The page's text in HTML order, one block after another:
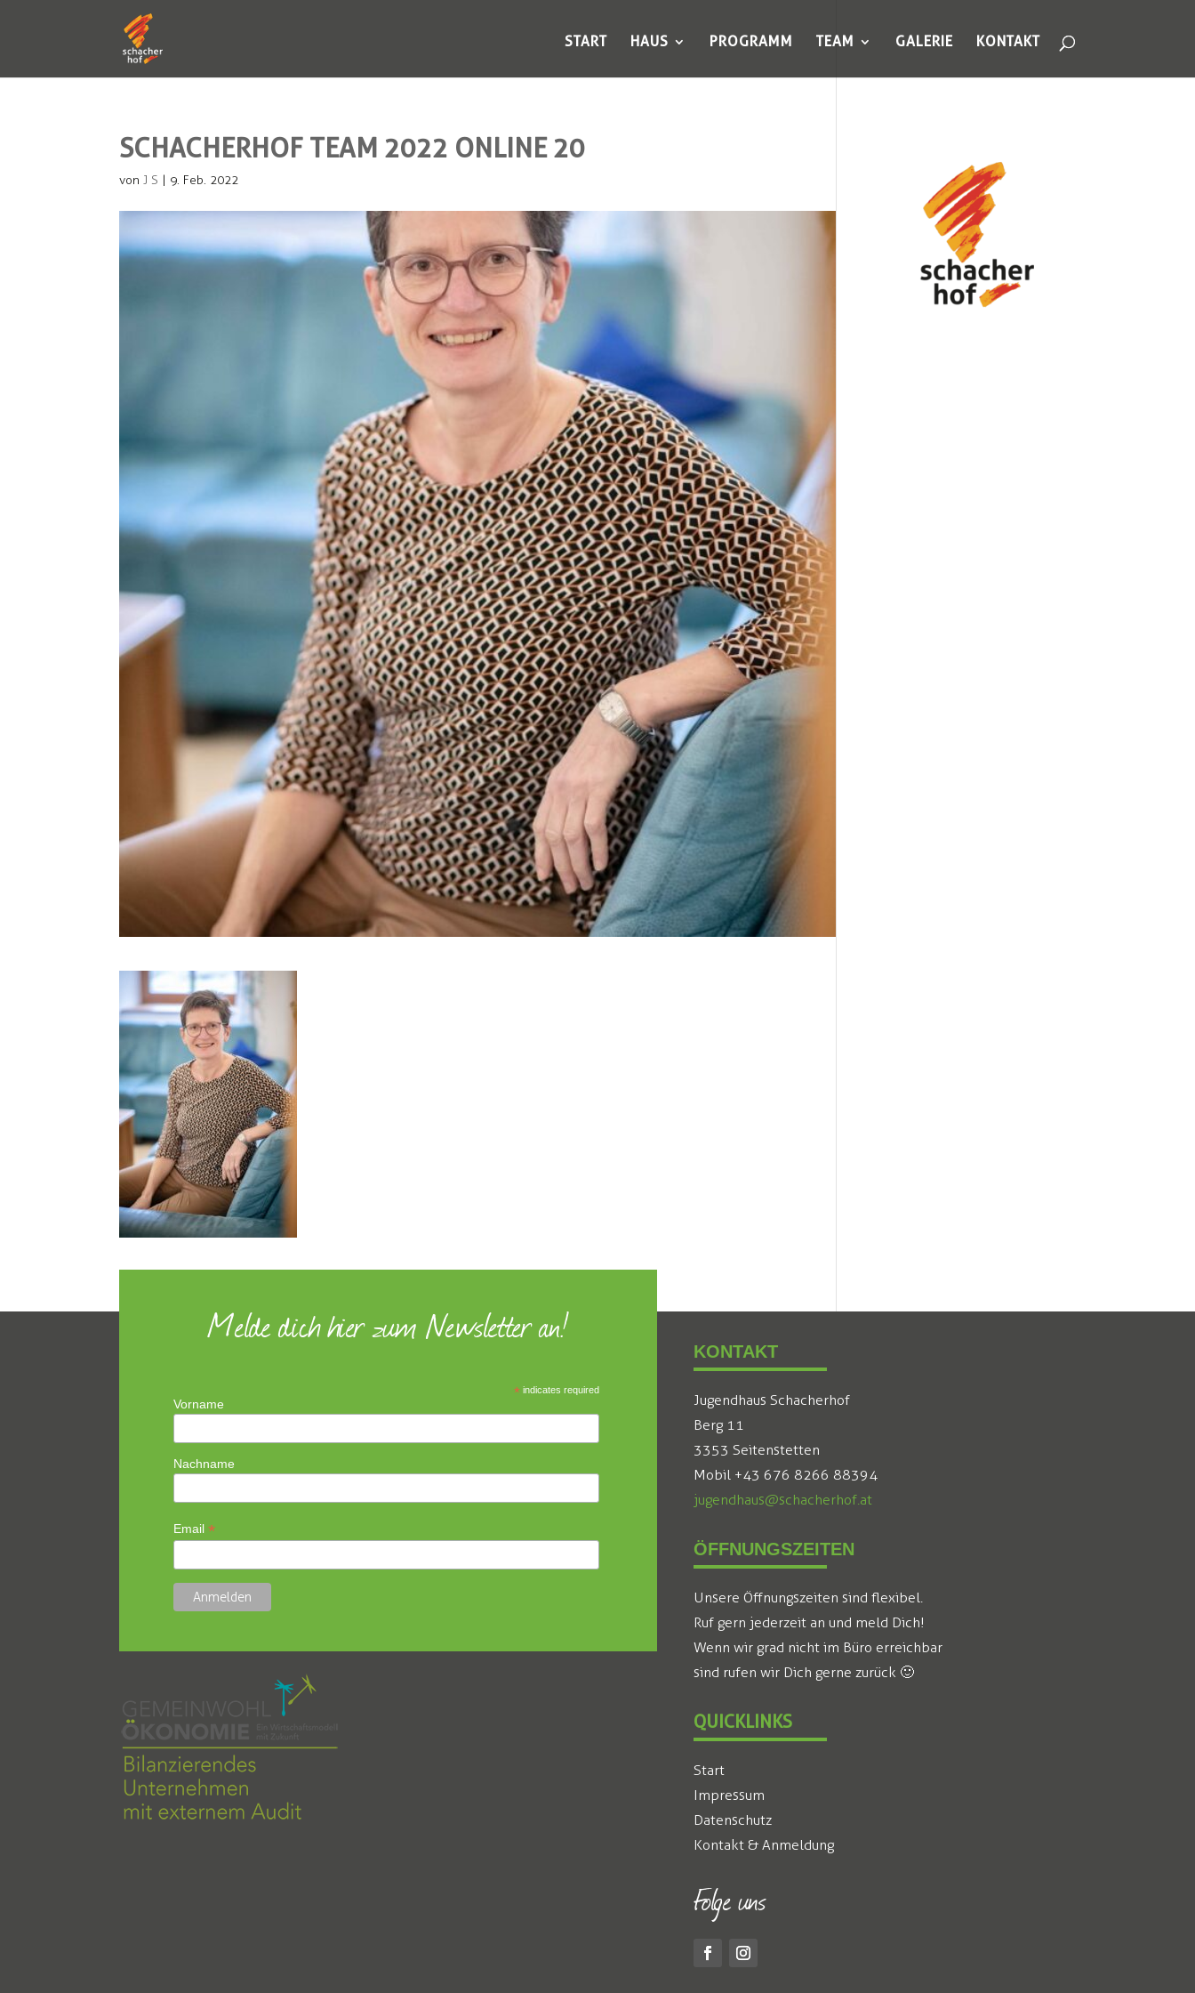
START HAUS PROGRAMM TEAM GALERIE KONTAKT
SCHACHERHOF TEAM 2022 ONLINE 20
vonJ S | 9. Feb. 2022
Melde dich hier zum Newsletter an!
* indicates required
Vorname
Nachname
Email *
KONTAKT
Jugendhaus Schacherhof
Berg 11
3353 Seitenstetten
Mobil +43 676 8266 88394
jugendhaus@schacherhof.at
ÖFFNUNGSZEITEN
Unsere Öffnungszeiten sind flexibel.
Ruf gern jederzeit an und meld Dich!
Wenn wir grad nicht im Büro erreichbar
sind rufen wir Dich gerne zurück 🙂
QUICKLINKS
Start
Impressum
Datenschutz
Kontakt & Anmeldung
Folge uns